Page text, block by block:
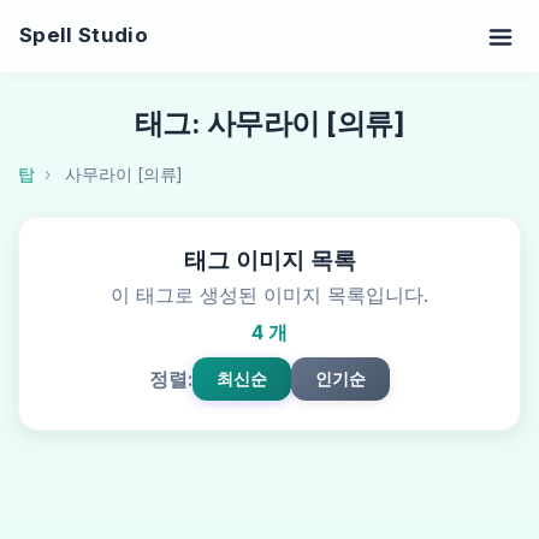
Spell Studio
태그: 사무라이 [의류]
탑 사무라이 [의류]
태그 이미지 목록
이 태그로 생성된 이미지 목록입니다.
4 개
정렬:
최신순 인기순